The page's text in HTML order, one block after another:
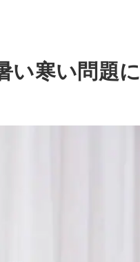
い寒い問題に